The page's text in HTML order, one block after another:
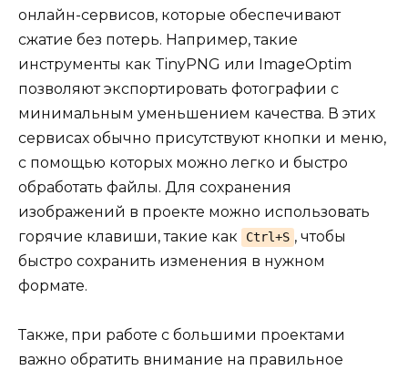
онлайн-сервисов, которые обеспечивают
сжатие без потерь. Например, такие
инструменты как TinyPNG или ImageOptim
позволяют экспортировать фотографии с
минимальным уменьшением качества. В этих
сервисах обычно присутствуют кнопки и меню,
с помощью которых можно легко и быстро
обработать файлы. Для сохранения
изображений в проекте можно использовать
горячие клавиши, такие как
Ctrl+S , чтобы
быстро сохранить изменения в нужном
формате.
Также, при работе с большими проектами
важно обратить внимание на правильное